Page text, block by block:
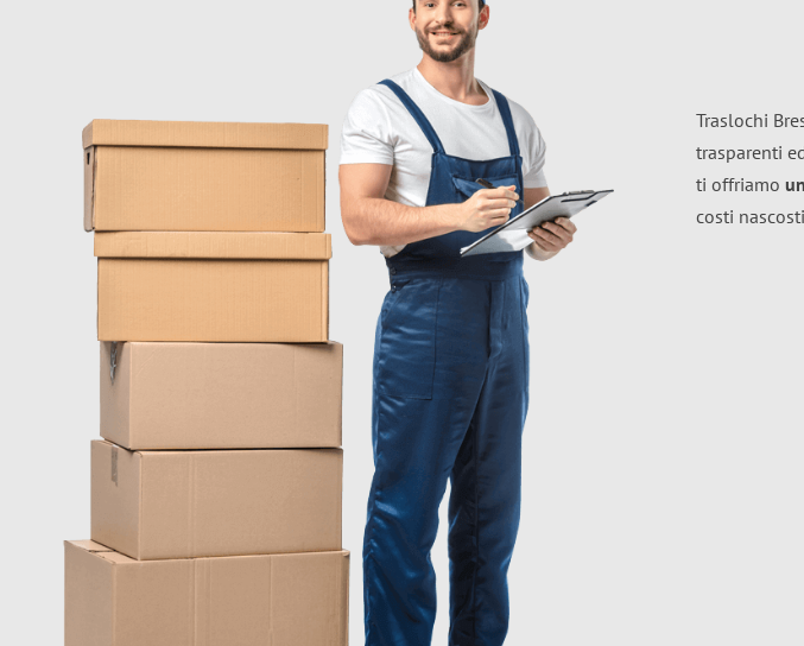
Traslochi
trasparenti
ti offriamo
costi